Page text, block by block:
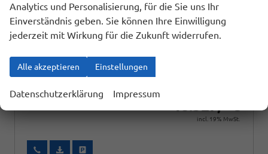
incl. 19% MwSt.
Wir rufen Sie anFahrzeugexposé (PDF)
Analytics und Personalisierung, für die Sie uns Ihr
Einverständnis geben. Sie können Ihre Einwilligung
jederzeit mit Wirkung für die Zukunft widerrufen.
Alle akzeptieren Einstellungen
Datenschutzerklärung Impressum